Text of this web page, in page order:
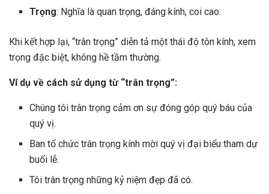
Trọng: Nghĩa là quan trọng, đáng kính, coi cao.
Khi kết hợp lại, “trân trọng” diễn tả một thái độ tôn kính, xem
trọng đặc biệt, không hề tầm thường.
Ví dụ về cách sử dụng từ “trân trọng”:
Chúng tôi trân trọng cảm ơn sự đóng góp quý báu của
quý vị.
Ban tổ chức trân trọng kính mời quý vị đại biểu tham dự
buổi lễ.
Tôi trân trọng những kỷ niệm đẹp đã có.